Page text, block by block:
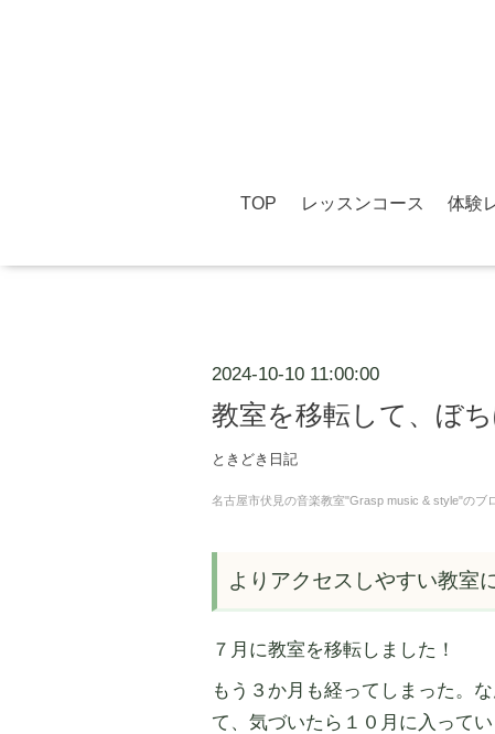
TOP レッスンコース 体験
2024-10-10 11:00:00
教室を移転して、ぼ
ときどき日記
名古屋市伏見の音楽教室"Grasp music & style"のブ
よりアクセスしやすい教室
７月に教室を移転しました！
もう３か月も経ってしまった。
て、気づいたら１０月に入ってい